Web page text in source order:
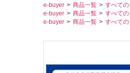
e-buyer
商品一覧 すべての
e-buyer
商品一覧 すべての
e-buyer
商品一覧 すべての